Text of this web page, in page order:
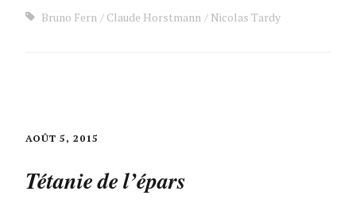
Bruno Fern
Claude Horstmann Nicolas Tardy
AOÛT 5, 2015
Tétanie de l’épars